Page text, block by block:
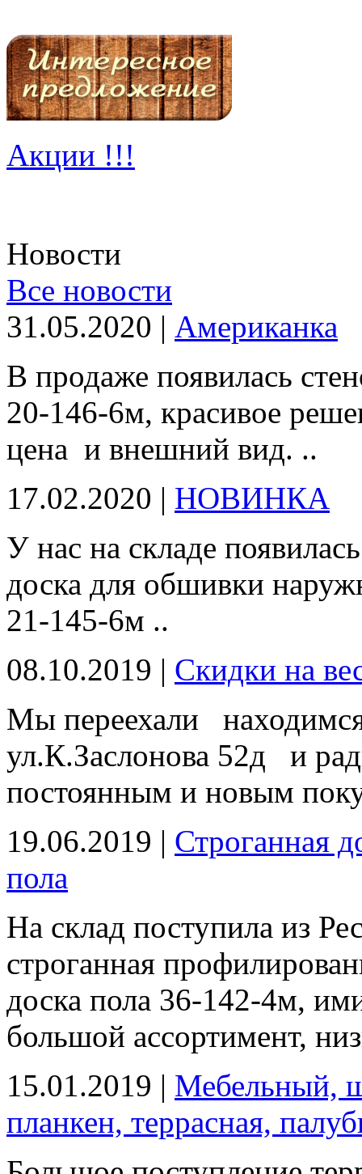
Акции !!!
Новости
Все новости
31.05.2020 | Американка
В продаже появилась
20-146-6м, красивое
цена и внешний вид. ..
17.02.2020 | НОВИНКА
У нас на складе
доска для обшивки
21-145-6м ..
08.10.2019 | Скидки на
Мы переехали находимся
ул.К.Заслонова 52д и
постоянным и новым
19.06.2019 | Строганная
пола
На склад поступила из
строганная
доска пола 36-142-4м,
большой ассортимент,
15.01.2019 | Мебельный,
планкен, террасная,